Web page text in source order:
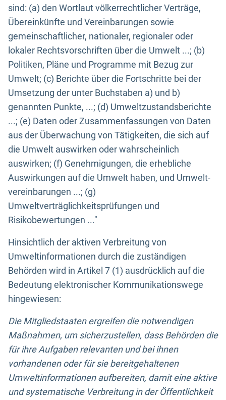
sind: (a) den Wortlaut völkerrechtlicher Verträge,
Übereinkünfte und Vereinbarungen sowie
gemeinschaftlicher, nationaler, regionaler oder
lokaler Rechtsvorschriften über die Umwelt ...; (b)
Politiken, Pläne und Programme mit Bezug zur
Umwelt; (c) Berichte über die Fortschritte bei der
Umsetzung der unter Buchstaben a) und b)
genannten Punkte, ...; (d) Umweltzustandsberichte
...; (e) Daten oder Zusammenfassungen von Daten
aus der Überwachung von Tätigkeiten, die sich auf
die Umwelt auswirken oder wahrscheinlich
auswirken; (f) Genehmigungen, die erhebliche
Auswirkungen auf die Umwelt haben, und Umwelt-
vereinbarungen ...; (g)
Umweltverträglichkeitsprüfungen und
Risikobewertungen ..."
Hinsichtlich der aktiven Verbreitung von
Umweltinformationen durch die zuständigen
Behörden wird in Artikel 7 (1) ausdrücklich auf die
Bedeutung elektronischer Kommunikationswege
hingewiesen:
Die Mitgliedstaaten ergreifen die notwendigen
Maßnahmen, um sicherzustellen, dass Behörden die
für ihre Aufgaben relevanten und bei ihnen
vorhandenen oder für sie bereitgehaltenen
Umweltinformationen aufbereiten, damit eine aktive
und systematische Verbreitung in der Öffentlichkeit